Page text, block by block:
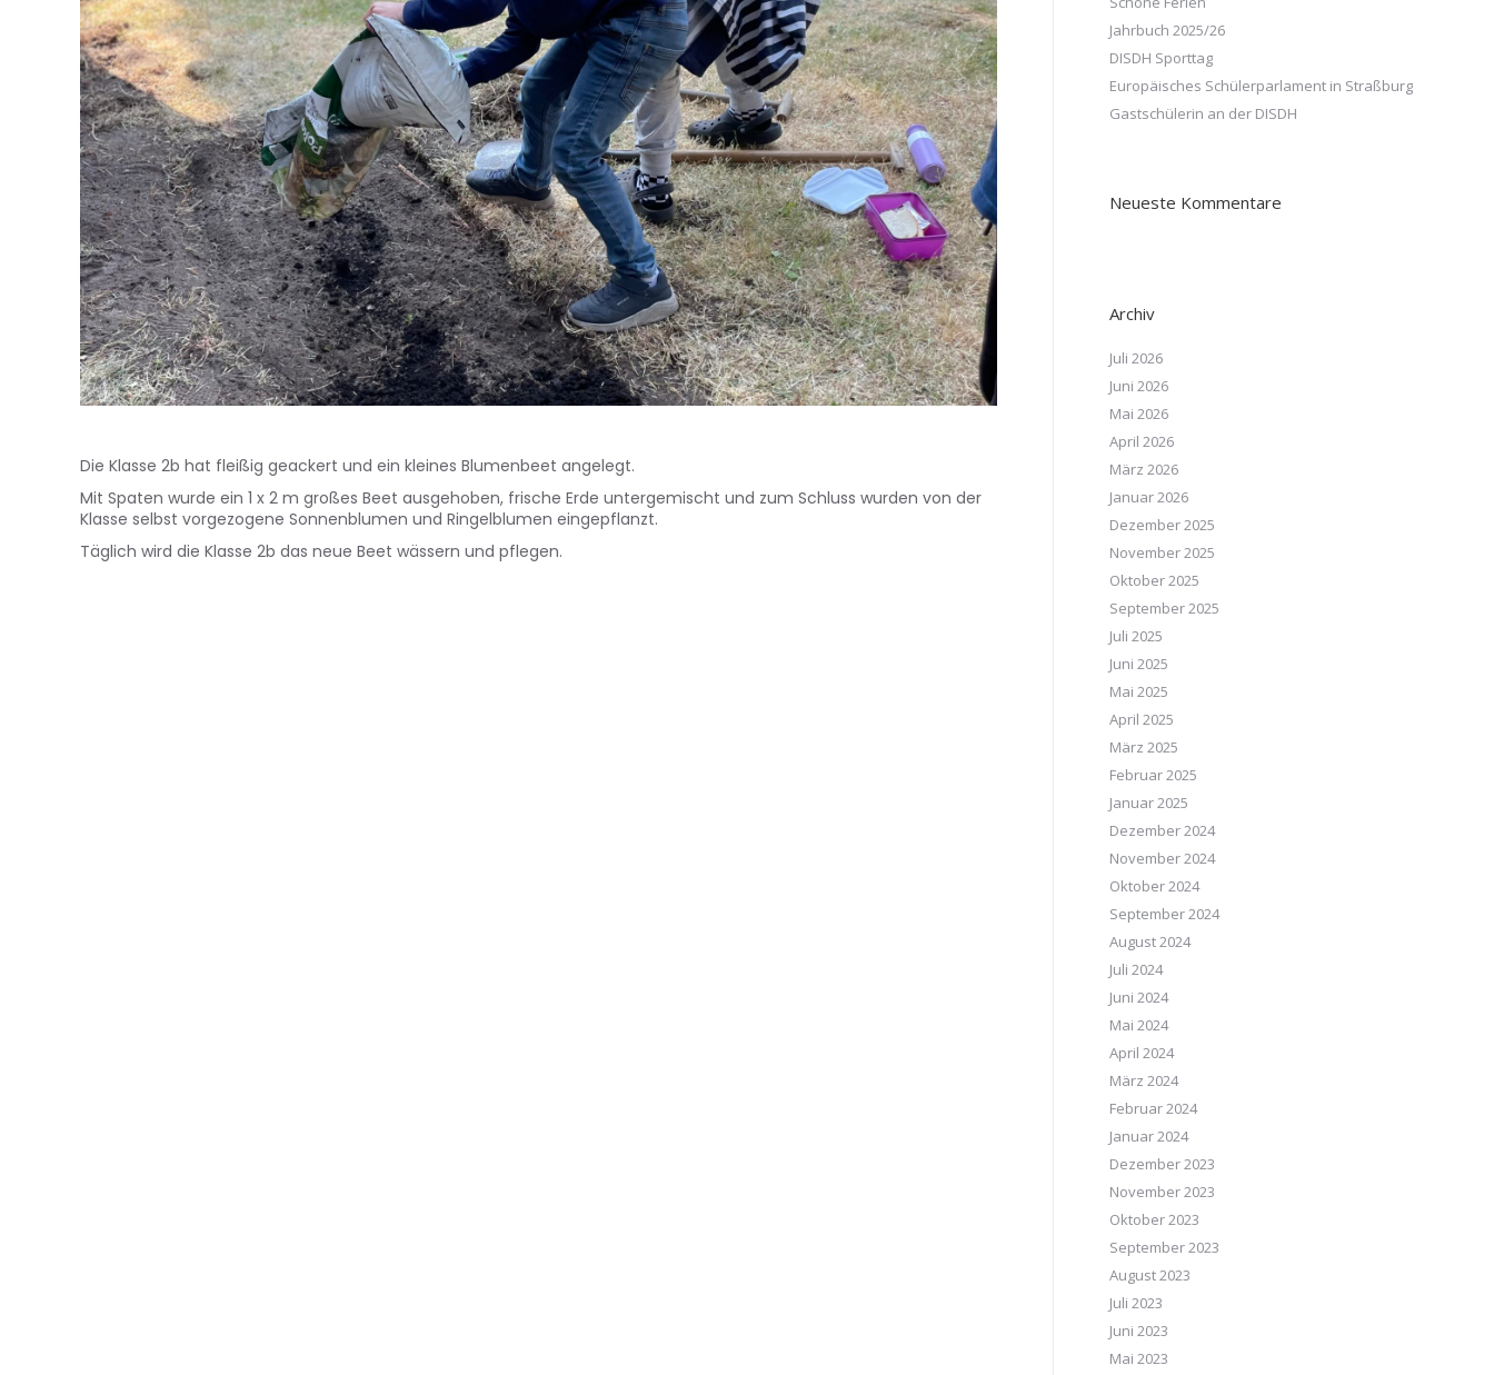
Die Klasse 2b hat fleißig geackert und ein kleines Blumenbeet angelegt.
Mit Spaten wurde ein 1 x 2 m großes Beet ausgehoben, frische Erde untergemischt und zum Schluss wurden von der
Klasse selbst vorgezogene Sonnenblumen und Ringelblumen eingepflanzt.
Täglich wird die Klasse 2b das neue Beet wässern und pflegen.
Jahrbuch 2025/26
DISDH Sporttag
Europäisches Schülerparlament in Straßburg
Gastschülerin an der DISDH
Neueste Kommentare
Archiv
Juli 2026
Juni 2026
Mai 2026
April 2026
März 2026
Januar 2026
Dezember 2025
November 2025
Oktober 2025
September 2025
Juli 2025
Juni 2025
Mai 2025
April 2025
März 2025
Februar 2025
Januar 2025
Dezember 2024
November 2024
Oktober 2024
September 2024
August 2024
Juli 2024
Juni 2024
Mai 2024
April 2024
März 2024
Februar 2024
Januar 2024
Dezember 2023
November 2023
Oktober 2023
September 2023
August 2023
Juli 2023
Juni 2023
Mai 2023